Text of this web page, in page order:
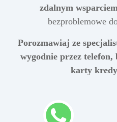
zdalnym
bezproblemowe
Porozmawiaj ze
wygodnie przez
karty